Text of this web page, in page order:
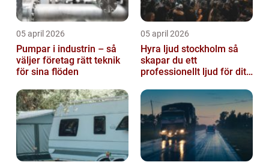
05 april 2026
Pumpar i industrin – så
väljer företag rätt teknik
för sina flöden
05 april 2026
Hyra ljud stockholm så
skapar du ett
professionellt ljud för ditt